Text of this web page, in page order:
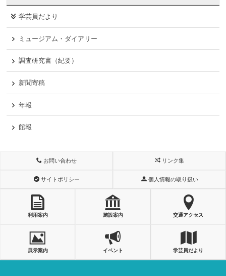
学芸員だより
ミュージアム・ダイアリー
調査研究書（紀要）
新聞寄稿
年報
館報
お問い合わせ リンク集
サイトポリシー 個人情報の取り扱い
利用案内 施設案内 交通アクセス
展示案内 イベント 学芸員だより